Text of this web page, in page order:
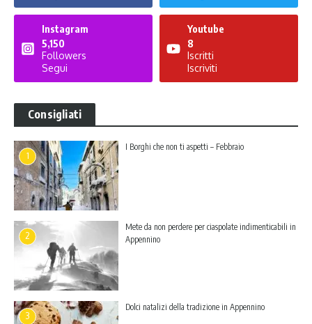
Instagram
5,150
Followers
Segui
Youtube
8
Iscritti
Iscriviti
Consigliati
1
I Borghi che non ti aspetti – Febbraio
2
Mete da non perdere per ciaspolate indimenticabili in
Appennino
3
Dolci natalizi della tradizione in Appennino